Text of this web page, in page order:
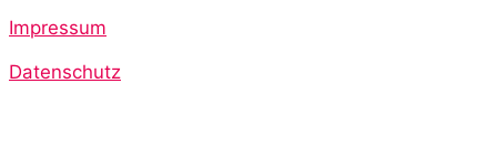
Impressum
Datenschutz